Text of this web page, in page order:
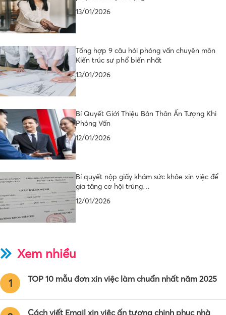
13/01/2026
Tổng hợp 9 câu hỏi phỏng vấn chuyên môn
Kiến trúc sư phổ biến nhất
13/01/2026
Bí Quyết Giới Thiệu Bản Thân Ấn Tượng Khi
Phỏng Vấn
12/01/2026
Bí quyết nộp giấy khám sức khỏe xin việc để
gia tăng cơ hội trúng…
12/01/2026
Xem nhiều
1 TOP 10 mẫu đơn xin việc làm chuẩn nhất năm 2025
Cách viết Email xin việc ấn tượng chinh phục nhà